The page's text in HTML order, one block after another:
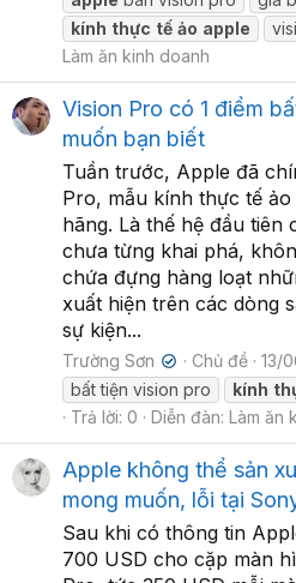
kính thực tế ảo apple
Làm ăn kinh doanh
Vision Pro có 1 điểm
muốn bạn biết
Tuần trước, Apple đã
Pro, mẫu kính thực tế
hãng. Là thế hệ đầu tiên
chưa từng khai phá,
chứa đựng hàng loạt
xuất hiện trên các dòng
sự kiện...
Trường Sơn ✔ Chủ đề 13/
bất tiện vision pro
kính
Trả lời: 0
Diễn đàn: Làm ăn
Apple không thể sản
mong muốn, lỗi tại
Sau khi có thông tin
700 USD cho cặp màn